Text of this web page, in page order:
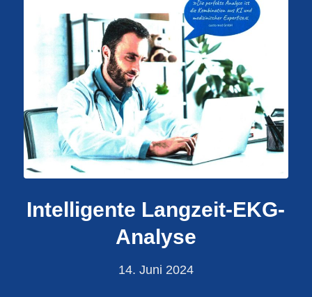
Intelligente Langzeit-EKG-
Analyse
14. Juni 2024